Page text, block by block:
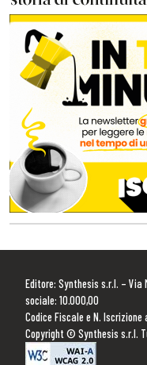
Editore: Synthesis s.r.l. – Via
sociale: 10.000,00
Codice Fiscale e N. Iscrizione
Copyright © Synthesis s.r.l.